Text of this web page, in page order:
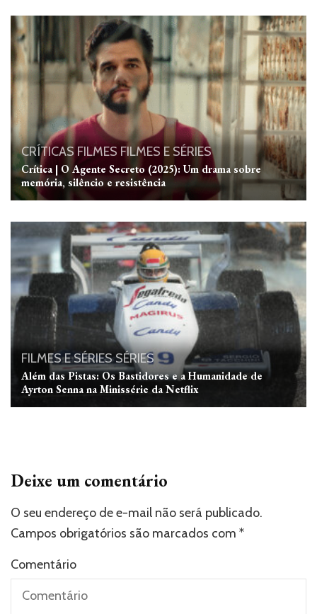
CRÍTICAS FILMES FILMES E SÉRIES
Crítica | O Agente Secreto (2025): Um drama sobre
memória, silêncio e resistência
FILMES E SÉRIES SÉRIES
Além das Pistas: Os Bastidores e a Humanidade de
Ayrton Senna na Minissérie da Netflix
Deixe um comentário
O seu endereço de e-mail não será publicado.
Campos obrigatórios são marcados com *
Comentário